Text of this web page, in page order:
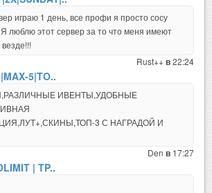
играю 1 день, все профи я просто сосу
люблю этот сервер за то что меня имеют
везде!!!
Rust++ в22:24
5|TO..
ИВЕНТЫ,УДОБНЫЕ
3 С НАГРАДОЙ И
Den в 17:27
| TP..